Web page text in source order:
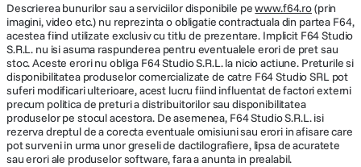
Descrierea bunurilor sau a serviciilor disponibile pewww.f64.ro(prin
imagini, video etc.) nu reprezinta o obligatie contractuala din partea F64,
acestea fiind utilizate exclusiv cu titlu de prezentare. Implicit F64 Studio
S.R.L. nu isi asuma raspunderea pentru eventualele erori de pret sau
stoc. Aceste erori nu obliga F64 Studio S.R.L. la nicio actiune. Preturile si
disponibilitatea produselor comercializate de catre F64 Studio SRL pot
suferi modificari ulterioare, acest lucru fiind influentat de factori externi
precum politica de preturi a distribuitorilor sau disponibilitatea
produselor pe stocul acestora. De asemenea, F64 Studio S.R.L. isi
rezerva dreptul de a corecta eventuale omisiuni sau erori in afisare care
pot surveni in urma unor greseli de dactilografiere, lipsa de acuratete
sau erori ale produselor software, fara a anunta in prealabil.